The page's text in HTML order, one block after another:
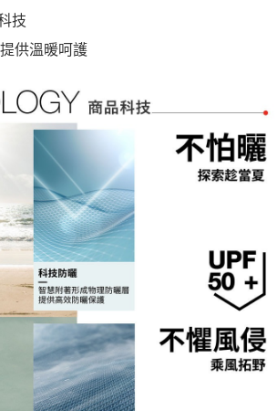
技
供溫暖呵護